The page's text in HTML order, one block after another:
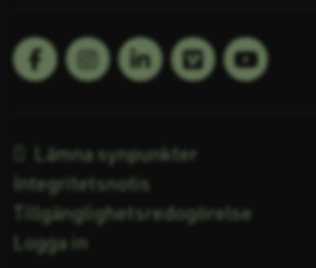
Följ oss på:
Facebook LinkedinVimeoYoutube
Lämna synpunkter
Integritetsnotis
Tillgänglighetsredogörelse
Logga in